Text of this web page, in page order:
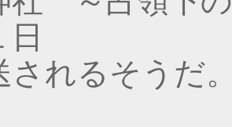
されるそうだ